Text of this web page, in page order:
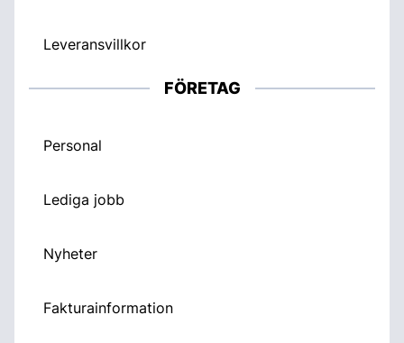
Leveransvillkor
FÖRETAG
Personal
Lediga jobb
Nyheter
Fakturainformation